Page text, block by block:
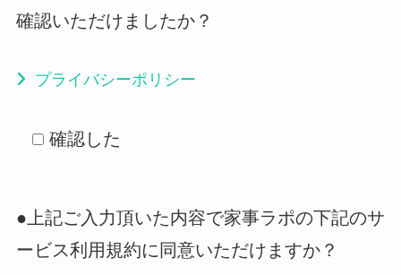
確認いただけましたか？
プライバシーポリシー
確認した
●上記ご入力頂いた内容で家事ラポの下記のサ
ービス利用規約に同意いただけますか？